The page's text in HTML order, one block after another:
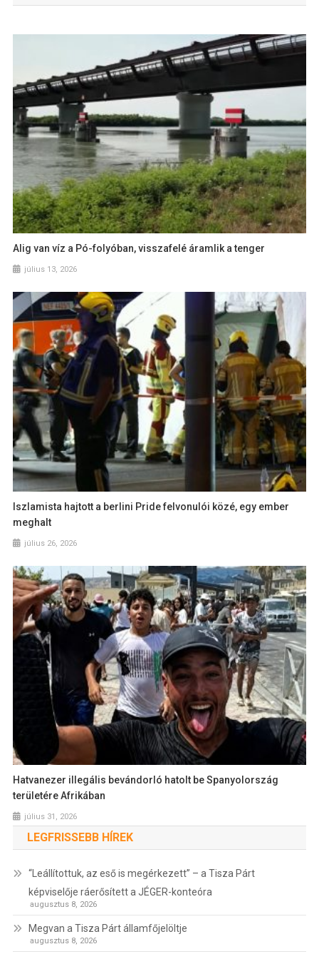
Alig van víz a Pó-folyóban, visszafelé áramlik a tenger
július 13, 2026
Iszlamista hajtott a berlini Pride felvonulói közé, egy ember
meghalt
július 26, 2026
Hatvanezer illegális bevándorló hatolt be Spanyolország
területére Afrikában
július 31, 2026
LEGFRISSEBB HÍREK
“Leállítottuk, az eső is megérkezett” – a Tisza Párt
képviselője ráerősített a JÉGER-konteóra
augusztus 8, 2026
Megvan a Tisza Párt államfőjelöltje
augusztus 8, 2026